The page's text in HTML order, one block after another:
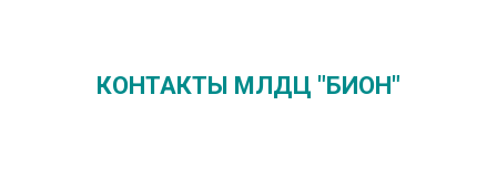
КОНТАКТЫ МЛДЦ "БИОН"